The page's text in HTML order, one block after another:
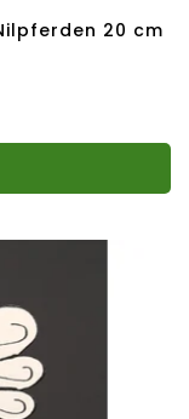
20 cm